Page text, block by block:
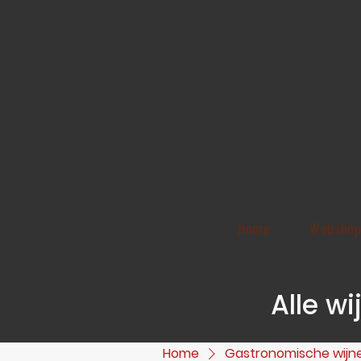
Home Webshop
Alle
Home Gastronomische